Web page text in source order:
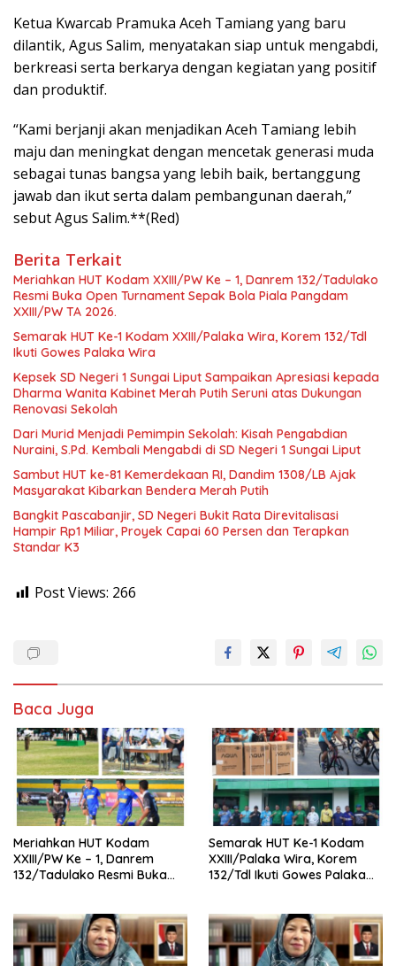
Ketua Kwarcab Pramuka Aceh Tamiang yang baru
dilantik, Agus Salim, menyatakan siap untuk mengabdi,
berkreasi serta berkarya dengan kegiatan yang positif
dan produktif.
“Kami berjanji akan menjadikan Aceh Tamiang lebih
maju dan meningkat dengan mencetak generasi muda
sebagai tunas bangsa yang lebih baik, bertanggung
jawab dan ikut serta dalam pembangunan daerah,”
sebut Agus Salim.**(Red)
Berita Terkait
Meriahkan HUT Kodam XXIII/PW Ke – 1, Danrem 132/Tadulako
Resmi Buka Open Turnament Sepak Bola Piala Pangdam
XXIII/PW TA 2026.
Semarak HUT Ke-1 Kodam XXIII/Palaka Wira, Korem 132/Tdl
Ikuti Gowes Palaka Wira
Kepsek SD Negeri 1 Sungai Liput Sampaikan Apresiasi kepada
Dharma Wanita Kabinet Merah Putih Seruni atas Dukungan
Renovasi Sekolah
Dari Murid Menjadi Pemimpin Sekolah: Kisah Pengabdian
Nuraini, S.Pd. Kembali Mengabdi di SD Negeri 1 Sungai Liput
Sambut HUT ke-81 Kemerdekaan RI, Dandim 1308/LB Ajak
Masyarakat Kibarkan Bendera Merah Putih
Bangkit Pascabanjir, SD Negeri Bukit Rata Direvitalisasi
Hampir Rp1 Miliar, Proyek Capai 60 Persen dan Terapkan
Standar K3
Post Views: 266
Baca Juga
Meriahkan HUT Kodam
XXIII/PW Ke – 1, Danrem
132/Tadulako Resmi Buka
2026.
Semarak HUT Ke-1 Kodam
XXIII/Palaka Wira, Korem
132/Tdl Ikuti Gowes Palaka